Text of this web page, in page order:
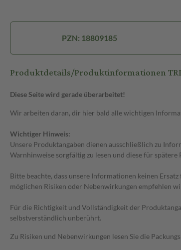
PZN: 18809185
Produktdetails/Produktinformationen
Diese Seite wird gerade überarbeitet!
Wir arbeiten daran, dir hier bald alle wichtigen
Wichtiger Hinweis:
Unsere Produktangaben dienen ausschließlich zu
Warnhinweise sorgfältig zu lesen und diese für
Bitte beachte, dass unsere Informationen keinen
möglichen Risiken oder Nebenwirkungen empfehlen
Für die Richtigkeit und Vollständigkeit der
selbstverständlich unberührt.
Zu Risiken und Nebenwirkungen lesen Sie die